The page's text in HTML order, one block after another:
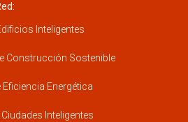
Inteligentes
Construcción Sostenible
Eficiencia Energética
Inteligentes